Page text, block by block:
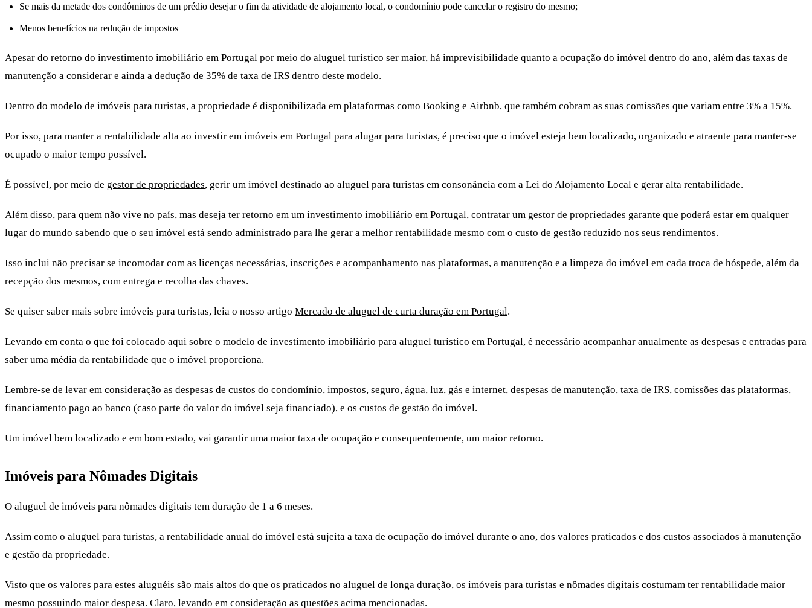
Se mais da metade dos condôminos de um prédio desejar o fim da atividade de alojamento local, o condomínio pode cancelar o registro do mesmo;
Menos benefícios na redução de impostos
Apesar do retorno do investimento imobiliário em Portugal por meio do aluguel turístico ser maior, há imprevisibilidade quanto a ocupação do imóvel dentro do ano, além das taxas de
manutenção a considerar e ainda a dedução de 35% de taxa de IRS dentro deste modelo.
Dentro do modelo de imóveis para turistas, a propriedade é disponibilizada em plataformas como Booking e Airbnb, que também cobram as suas comissões que variam entre 3% a 15%.
Por isso, para manter a rentabilidade alta ao investir em imóveis em Portugal para alugar para turistas, é preciso que o imóvel esteja bem localizado, organizado e atraente para manter-se
ocupado o maior tempo possível.
É possível, por meio de gestor de propriedades, gerir um imóvel destinado ao aluguel para turistas em consonância com a Lei do Alojamento Local e gerar alta rentabilidade.
Além disso, para quem não vive no país, mas deseja ter retorno em um investimento imobiliário em Portugal, contratar um gestor de propriedades garante que poderá estar em qualquer
lugar do mundo sabendo que o seu imóvel está sendo administrado para lhe gerar a melhor rentabilidade mesmo com o custo de gestão reduzido nos seus rendimentos.
Isso inclui não precisar se incomodar com as licenças necessárias, inscrições e acompanhamento nas plataformas, a manutenção e a limpeza do imóvel em cada troca de hóspede, além da
recepção dos mesmos, com entrega e recolha das chaves.
Se quiser saber mais sobre imóveis para turistas, leia o nosso artigo Mercado de aluguel de curta duração em Portugal.
Levando em conta o que foi colocado aqui sobre o modelo de investimento imobiliário para aluguel turístico em Portugal, é necessário acompanhar anualmente as despesas e entradas para
saber uma média da rentabilidade que o imóvel proporciona.
Lembre-se de levar em consideração as despesas de custos do condomínio, impostos, seguro, água, luz, gás e internet, despesas de manutenção, taxa de IRS, comissões das plataformas,
financiamento pago ao banco (caso parte do valor do imóvel seja financiado), e os custos de gestão do imóvel.
Um imóvel bem localizado e em bom estado, vai garantir uma maior taxa de ocupação e consequentemente, um maior retorno.
Imóveis para Nômades Digitais
O aluguel de imóveis para nômades digitais tem duração de 1 a 6 meses.
Assim como o aluguel para turistas, a rentabilidade anual do imóvel está sujeita a taxa de ocupação do imóvel durante o ano, dos valores praticados e dos custos associados à manutenção
e gestão da propriedade.
Visto que os valores para estes aluguéis são mais altos do que os praticados no aluguel de longa duração, os imóveis para turistas e nômades digitais costumam ter rentabilidade maior
mesmo possuindo maior despesa. Claro, levando em consideração as questões acima mencionadas.